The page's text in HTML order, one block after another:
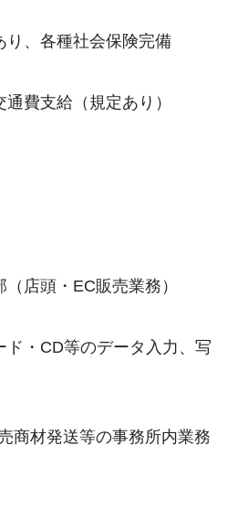
り、各種社会保険完備
費支給（規定あり）
店頭・EC販売業務）
ド・CD等のデータ入力、写
商材発送等の事務所内業務